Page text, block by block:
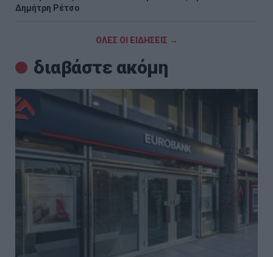
Δημήτρη Ρέτσο
ΟΛΕΣ ΟΙ ΕΙΔΗΣΕΙΣ →
διαβάστε ακόμη